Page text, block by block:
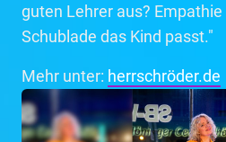
guten Lehrer aus? Empathie
Schublade das Kind passt."
Mehr unter: herrschröder.de